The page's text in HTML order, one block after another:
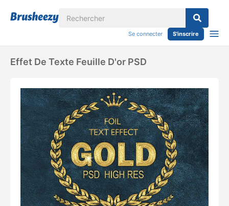
Se connecter S'inscrire
Effet De Texte Feuille D'or PSD